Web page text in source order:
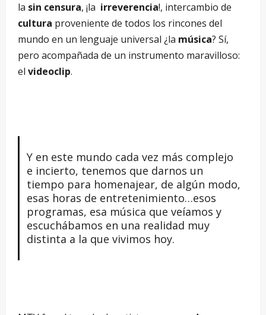
la sin censura, ¡la irreverencia!, intercambio de
cultura proveniente de todos los rincones del
mundo en un lenguaje universal ¿la música? Sí,
pero acompañada de un instrumento maravilloso:
el videoclip.
Y en este mundo cada vez más complejo
e incierto, tenemos que darnos un
tiempo para homenajear, de algún modo,
esas horas de entretenimiento…esos
programas, esa música que veíamos y
escuchábamos en una realidad muy
distinta a la que vivimos hoy.